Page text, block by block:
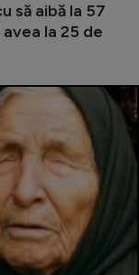
să aibă la 57
la 25 de